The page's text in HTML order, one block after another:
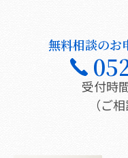
無料相談のお
受付時
（ご